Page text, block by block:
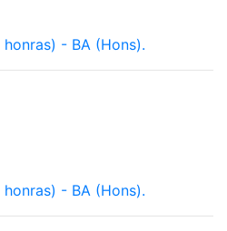
- BA (Hons).
- BA (Hons).